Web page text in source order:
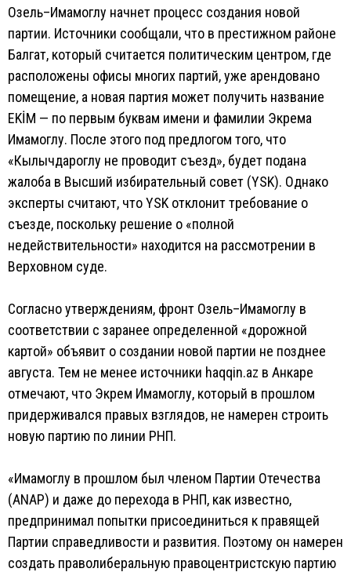
Озель–Имамоглу начнет процесс создания новой
партии. Источники сообщали, что в престижном районе
Балгат, который считается политическим центром, где
расположены офисы многих партий, уже арендовано
помещение, а новая партия может получить название
EKİM — по первым буквам имени и фамилии Экрема
Имамоглу. После этого под предлогом того, что
«Кылычдароглу не проводит съезд», будет подана
жалоба в Высший избирательный совет (YSK). Однако
эксперты считают, что YSK отклонит требование о
съезде, поскольку решение о «полной
недействительности» находится на рассмотрении в
Верховном суде.
Согласно утверждениям, фронт Озель–Имамоглу в
соответствии с заранее определенной «дорожной
картой» объявит о создании новой партии не позднее
августа. Тем не менее источники haqqin.az в Анкаре
отмечают, что Экрем Имамоглу, который в прошлом
придерживался правых взглядов, не намерен строить
новую партию по линии РНП.
«Имамоглу в прошлом был членом Партии Отечества
(ANAP) и даже до перехода в РНП, как известно,
предпринимал попытки присоединиться к правящей
Партии справедливости и развития. Поэтому он намерен
создать праволиберальную правоцентристскую партию